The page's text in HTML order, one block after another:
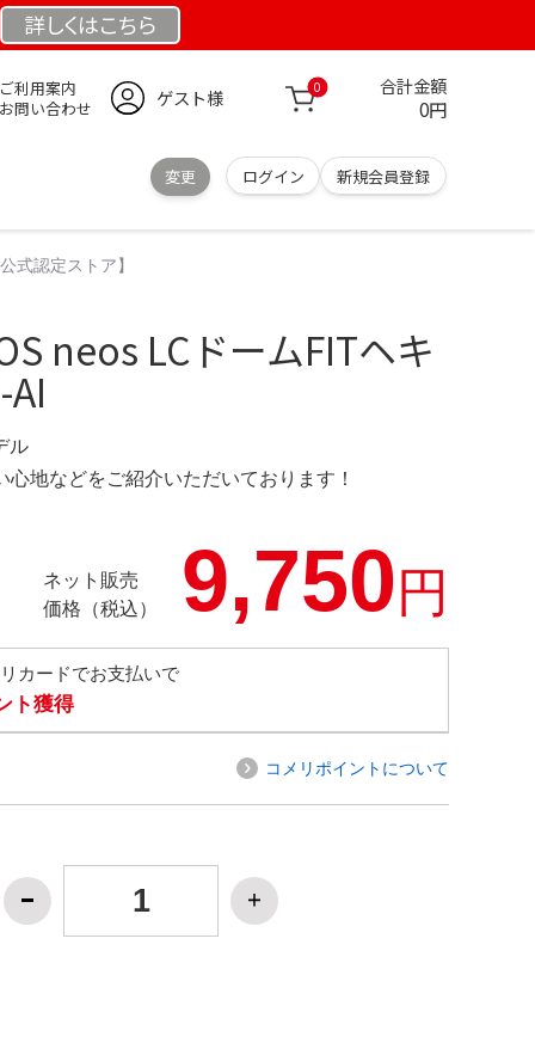
詳しくはこちら
ご利用案内
お問い合わせ
ゲスト様 0 合計金額
0円
変更 ログイン 新規会員登録
認定ストア】
neos LCドームFITヘキ
ル
地などをご紹介いただいております！
ネット販売
価格（税込）
9,750円
カードでお支払いで
ト獲得
コメリポイントについて